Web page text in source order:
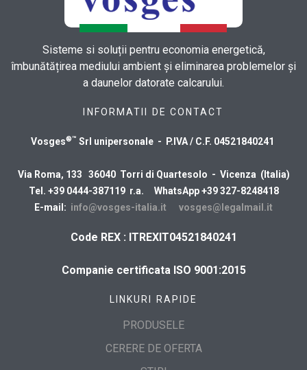
Sisteme si soluții pentru economia energetică,
îmbunătățirea mediului ambient și eliminarea problemelor și
a daunelor datorate calcarului.
INFORMATII DE CONTACT
Vosges®™ Srl unipersonale - P.IVA / C.F. 04521840241
Via Roma, 133 36040 Torri di Quartesolo - Vicenza (Italia)
Tel. +39 0444-387119 r.a. WhatsApp +39 327-8248418
E-mail: info@vosges-italia.it vosges@legalmail.it
Code REX : ITREXIT04521840241
Companie certificata ISO 9001:2015
LINKURI RAPIDE
PRODUSELE
CERERE DE OFERTA